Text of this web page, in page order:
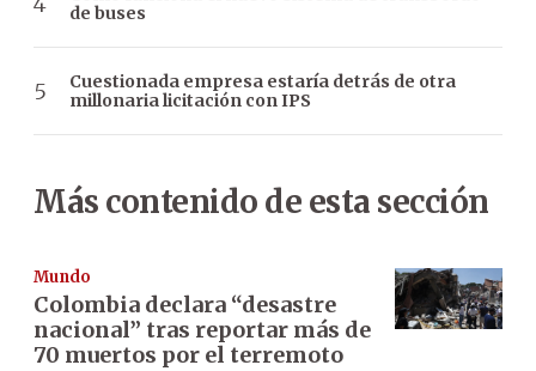
de buses
Cuestionada empresa estaría detrás de otra
millonaria licitación con IPS
Más contenido de esta sección
Mundo
Colombia declara “desastre
nacional” tras reportar más de
70 muertos por el terremoto